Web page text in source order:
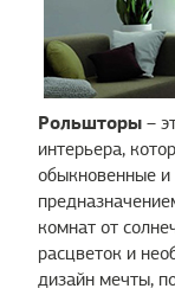
Рольшторы –
интерьера,
обыкновенные
комнат от
расцветок и
дизайн мечты,